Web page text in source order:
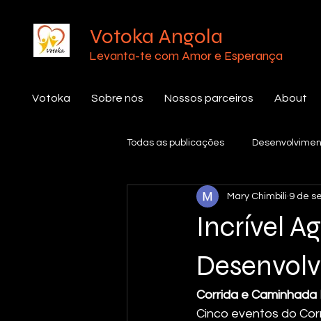
Votoka Angola
Levanta-te com Amor e Esperança
Votoka Sobre nós Nossos parceiros About
Todas as publicações
Incrível
Mary Chimbili 9 de
Corrida e Caminhada
Cinco eventos do